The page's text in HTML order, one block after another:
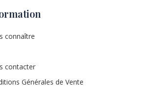
connaître
contacter
Générales de Vente